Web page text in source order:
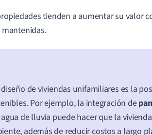
tienden a aumentar su valor
de viviendas unifamiliares es la
Por ejemplo, la integración de
de lluvia puede hacer que la
además de reducir costos a largo